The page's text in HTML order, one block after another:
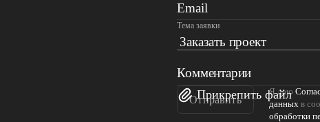
Email
Тема заявки
Комментарии
Прикрепить файл
Отправить
Я даю
данных в
обработки